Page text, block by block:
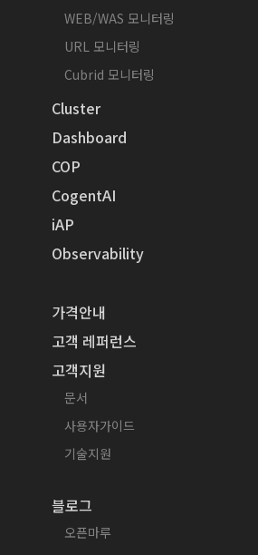
WEB/WAS 모니터링
URL 모니터링
Cubrid 모니터링
Cluster
Dashboard
COP
CogentAI
iAP
Observability
가격안내
고객 레퍼런스
고객지원
문서
사용자가이드
기술지원
블로그
오픈마루